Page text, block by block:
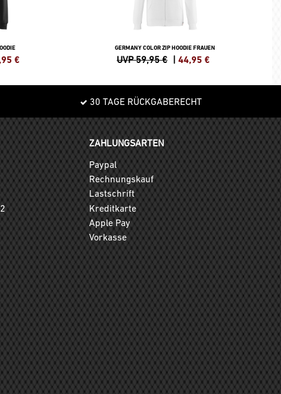
€
GERMANY COLOR ZIP HOODIE FRAUEN
UVP 59,95 € |44,95 €
30 TAGE RÜCKGABERECHT
ZAHLUNGSARTEN
Paypal
Rechnungskauf
Lastschrift
Kreditkarte
Apple Pay
Vorkasse